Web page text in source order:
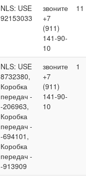
NLS: USE
92153033
звоните
+7
(911)
141-90-
10
11
NLS: USE
8732380,
Коробка
передач -
-206963,
Коробка
передач -
-694101,
Коробка
передач -
-913909
звоните
+7
(911)
141-90-
10
1